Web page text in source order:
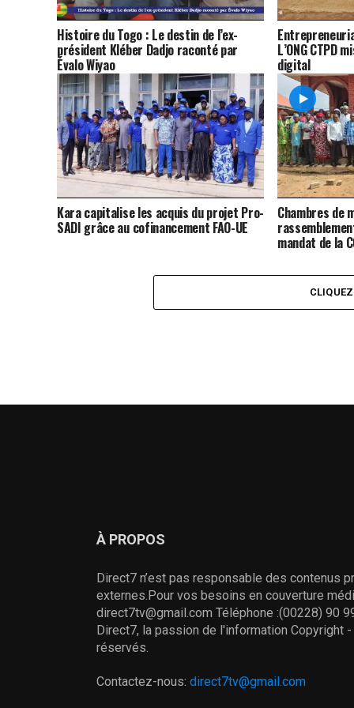
Histoire du Togo : Le destin de l’ex-
président Kléber Dadjo raconté par
Évalo Wiyao
L’ONG CTPD
digital
Kara capitalise les acquis du projet Pro-
SADI grâce au cofinancement FAO-UE
Chambres de
mandat de la
À PROPOS
Direct7 n’est pas responsable des contenus
externes.Pour vos besoins en couverture
direct7tv@gmail.com Téléphone :(00228) 90
Direct7, la passion de l'information Copyright
réservés.
Contactez-nous: direct7tv@gmail.com